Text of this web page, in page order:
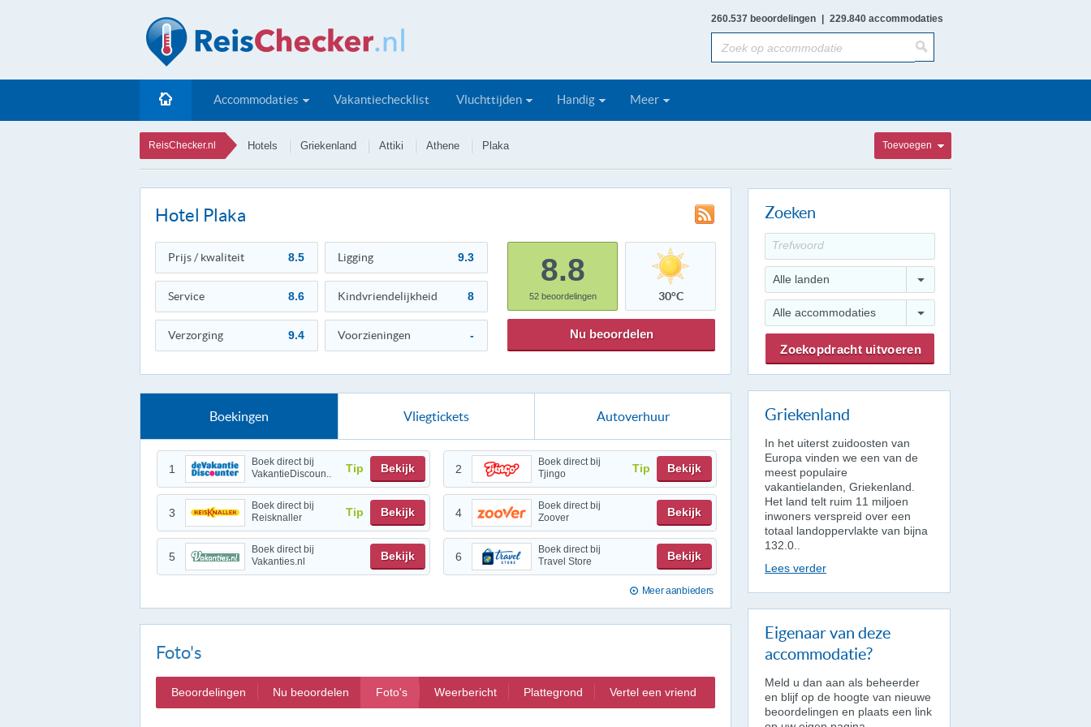
260.537 beoordelingen 229.840 accommodaties
Accommodaties Vakantiechecklist Vluchttijden Handig Meer
ReisChecker.nl Hotels Griekenland Attiki Athene Plaka Toevoegen
Hotel Plaka
Prijs / kwaliteit 8.5 Ligging 9.3
Service 8.6 Kindvriendelijkheid 8
Verzorging 9.4 Voorzieningen -
8.8
52beoordelingen 30°C
Nu beoordelen
Boekingen Vliegtickets Autoverhuur
1
Boek direct bij
VakantieDiscoun..
Tip Bekijk 2
Boek direct bij
Tjingo
Tip Bekijk
3
Boek direct bij
Reisknaller
Tip Bekijk 4
Boek direct bij
Zoover
Bekijk
5
Boek direct bij
Vakanties.nl
Bekijk 6
Boek direct bij
Travel Store
Bekijk
Meer aanbieders
Foto's
Beoordelingen Nu beoordelen Foto's Weerbericht Plattegrond Vertel een vriend
Zoeken
Alle landen
Alle accommodaties
Griekenland
In het uiterst zuidoosten van
Europa vinden we een van de
meest populaire
vakantielanden, Griekenland.
Het land telt ruim 11 miljoen
inwoners verspreid over een
totaal landoppervlakte van bijna
132.0..
Lees verder
Eigenaar van deze
accommodatie?
Meld u dan aan als beheerder
en blijf op de hoogte van nieuwe
beoordelingen en plaats een link